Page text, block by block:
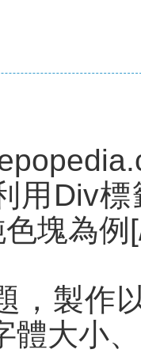
用Div
塊為例
，製作
體大小